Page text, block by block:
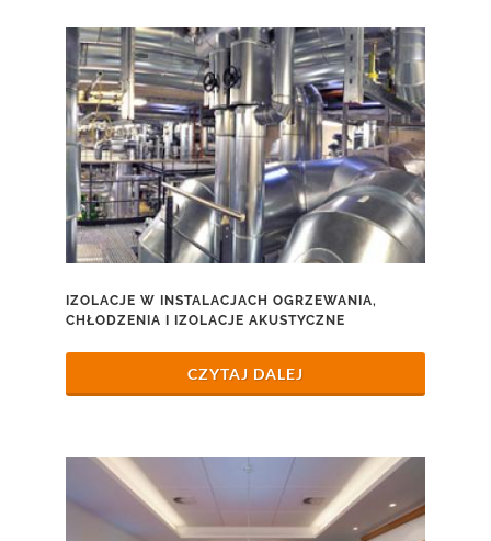
IZOLACJE W INSTALACJACH OGRZEWANIA,
CHŁODZENIA I IZOLACJE AKUSTYCZNE
CZYTAJ DALEJ